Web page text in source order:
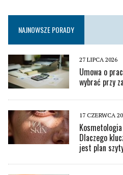
NAJNOWSZE PORADY
27 LIPCA 2026
Umowa o
wybrać przy
17 CZERWCA
Kosmetologia
Dlaczego
jest plan